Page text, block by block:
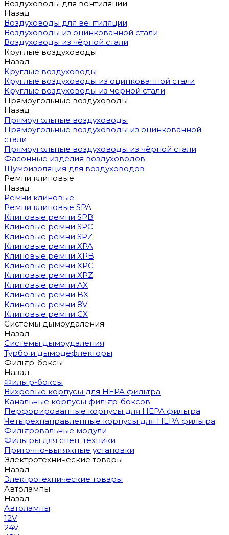
Воздуховоды для вентиляции
Назад
Воздуховоды для вентиляции
Воздуховоды из оцинкованной стали
Воздуховоды из чёрной стали
Круглые воздуховоды
Назад
Круглые воздуховоды
Круглые воздуховоды из оцинкованной стали
Круглые воздуховоды из чёрной стали
Прямоугольные воздуховоды
Назад
Прямоугольные воздуховоды
Прямоугольные воздуховоды из оцинкованной
стали
Прямоугольные воздуховоды из чёрной стали
Фасонные изделия воздуховодов
Шумоизоляция для воздуховодов
Ремни клиновые
Назад
Ремни клиновые
Ремни клиновые SPA
Клиновые ремни SPB
Клиновые ремни SPC
Клиновые ремни SPZ
Клиновые ремни XPA
Клиновые ремни XPB
Клиновые ремни XPC
Клиновые ремни XPZ
Клиновые ремни AX
Клиновые ремни BX
Клиновые ремни 8V
Клиновые ремни CX
Системы дымоудаления
Назад
Системы дымоудаления
Турбо и дымодефлекторы
Фильтр-боксы
Назад
Фильтр-боксы
Вихревые корпусы для HEPA фильтра
Канальные корпусы фильтр-боксов
Перфорированные корпусы для HEPA фильтра
Четырехнаправленные корпусы для HEPA фильтра
Фильтровальные модули
Фильтры для спец. техники
Приточно-вытяжные установки
Электротехнические товары
Назад
Электротехнические товары
Автолампы
Назад
Автолампы
12V
24V